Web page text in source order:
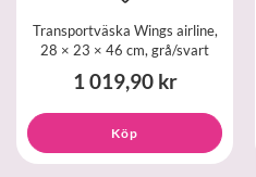
Transportväska Wings airline,
28 × 23 × 46 cm, grå/svart
1 019,90 kr
Köp